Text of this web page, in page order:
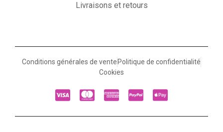
Livraisons et retours
Conditions générales de vente Politique de confidentialité
Cookies